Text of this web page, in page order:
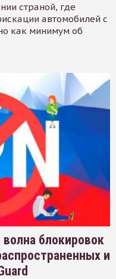
страной, где
автомобилей с
как минимум об
блокировок
и